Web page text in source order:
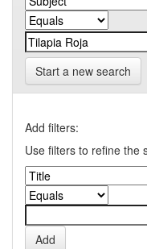
Start a new search
Add filters:
Use filters to refine the